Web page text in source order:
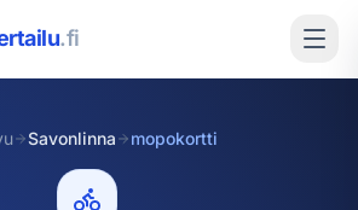
.fi
Savonlinna mopokortti